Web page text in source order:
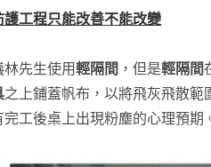
護工程只能改善不能改變
林先生使用輕隔間 ，但是輕隔間
之上鋪蓋帆布，以將飛灰飛散
完工後桌上出現粉塵的心理預期